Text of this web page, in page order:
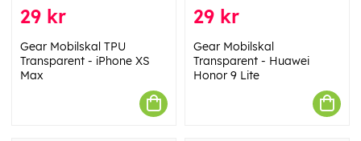
29 kr
Gear Mobilskal TPU
Transparent - iPhone XS
Max
29 kr
Gear Mobilskal
Transparent - Huawei
Honor 9 Lite